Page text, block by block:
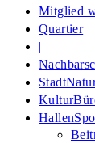
Mitglied
Quartier
|